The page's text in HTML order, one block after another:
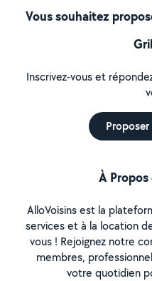
Vous souhaitez
Inscrivez-vous et
À Propos
AlloVoisins est la
services et à la location
vous ! Rejoignez notre
membres,
votre quotidien